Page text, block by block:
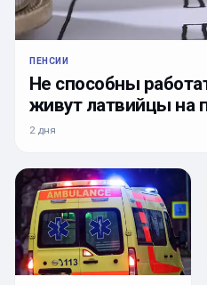
ПЕНСИИ
Не способны
живут латвийцы на
2 дня